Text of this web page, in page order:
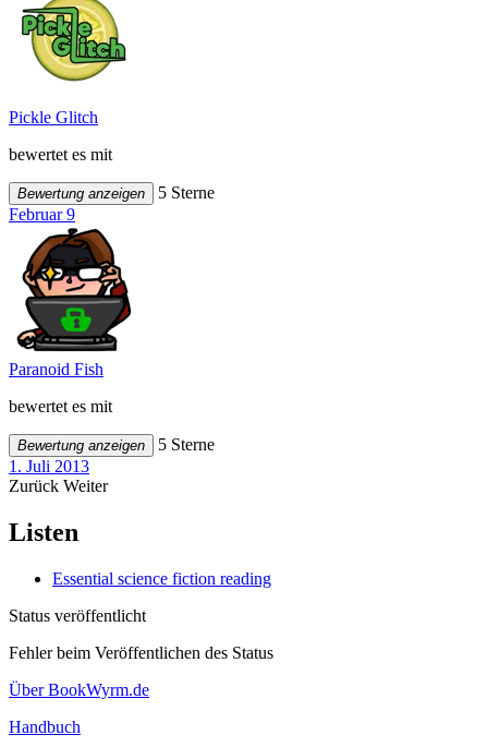
Pickle Glitch
bewertet es mit
Bewertung anzeigen
5 Sterne
Februar 9
Paranoid Fish
bewertet es mit
Bewertung anzeigen
5 Sterne
1. Juli 2013
Zurück Weiter
Listen
Essential science fiction reading
Status veröffentlicht
Fehler beim Veröffentlichen des Status
Über BookWyrm.de
Handbuch